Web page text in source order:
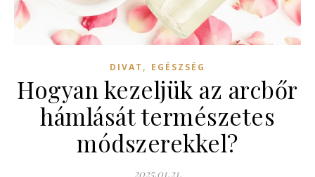
DIVAT , EGÉSZSÉG
Hogyan kezeljük az arcbőr
hámlását természetes
módszerekkel?
2025.01.21.